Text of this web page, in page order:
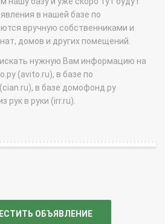
в нашей базе по
вручную собственниками и
домов и других помещений.
нужную Вам информацию на
(avito.ru), в базе по
в базе домофонд.ру
рук в руки (irr.ru).
ОБЪЯВЛЕНИЕ